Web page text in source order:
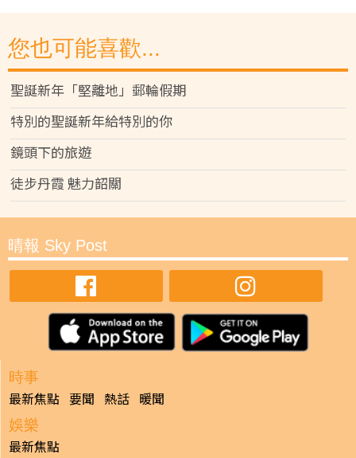
您也可能喜歡...
聖誕新年「堅離地」郵輪假期
特別的聖誕新年給特別的你
鏡頭下的旅遊
徒步丹霞 魅力韶關
晴報 Sky Post
時事
最新焦點 要聞 熱話 暖聞
娛樂
最新焦點